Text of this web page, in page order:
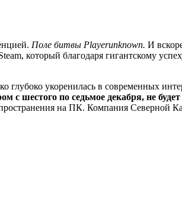
Поле битвы Playerunknown. И
который благодаря гигантскому
укоренилась в современных
с шестого по седьмое декабря, не
на ПК. Компания Северной